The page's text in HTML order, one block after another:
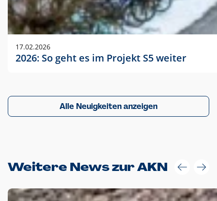
17.02.2026
2026: So geht es im Projekt S5 weiter
Alle Neuigkeiten anzeigen
Weitere News zur AKN